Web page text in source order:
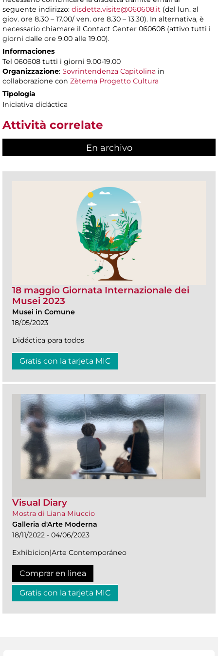
seguente indirizzo: disdetta.visite@060608.it (dal lun. al
giov. ore 8.30 – 17.00/ ven. ore 8.30 – 13.30). In alternativa, è
necessario chiamare il Contact Center 060608 (attivo tutti i
giorni dalle ore 9.00 alle 19.00).
Informaciones
Tel 060608 tutti i giorni 9.00-19.00
Organizzazione: Sovrintendenza Capitolina in
collaborazione con Zètema Progetto Cultura
Tipología
Iniciativa didáctica
Attività correlate
En archivo
18 maggio Giornata Internazionale dei
Musei 2023
Musei in Comune
18/05/2023
Didáctica para todos
Gratis con la tarjeta MIC
Visual Diary
Mostra di Liana Miuccio
Galleria d'Arte Moderna
18/11/2022 - 04/06/2023
Exhibicion|Arte Contemporáneo
Comprar en linea
Gratis con la tarjeta MIC